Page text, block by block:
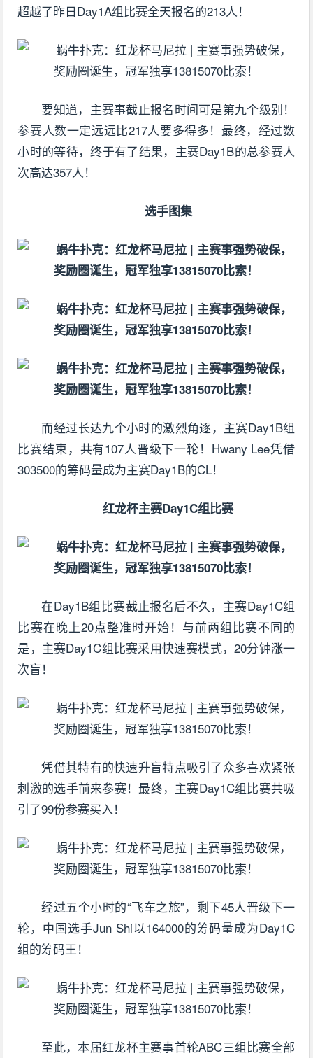
超越了昨日Day1A组比赛全天报名的213人！
要知道，主赛事截止报名时间可是第九个级别！
参赛人数一定远远比217人要多得多！最终，经过数
小时的等待，终于有了结果，主赛Day1B的总参赛人
次高达357人！
选手图集
而经过长达九个小时的激烈角逐，主赛Day1B组
比赛结束，共有107人晋级下一轮！Hwany Lee凭借
303500的筹码量成为主赛Day1B的CL！
红龙杯主赛Day1C组比赛
在Day1B组比赛截止报名后不久，主赛Day1C组
比赛在晚上20点整准时开始！与前两组比赛不同的
是，主赛Day1C组比赛采用快速赛模式，20分钟涨一
次盲！
凭借其特有的快速升盲特点吸引了众多喜欢紧张
刺激的选手前来参赛！最终，主赛Day1C组比赛共吸
引了99份参赛买入！
经过五个小时的“飞车之旅”，剩下45人晋级下一
轮，中国选手Jun Shi以164000的筹码量成为Day1C
组的筹码王！
至此，本届红龙杯主赛事首轮ABC三组比赛全部